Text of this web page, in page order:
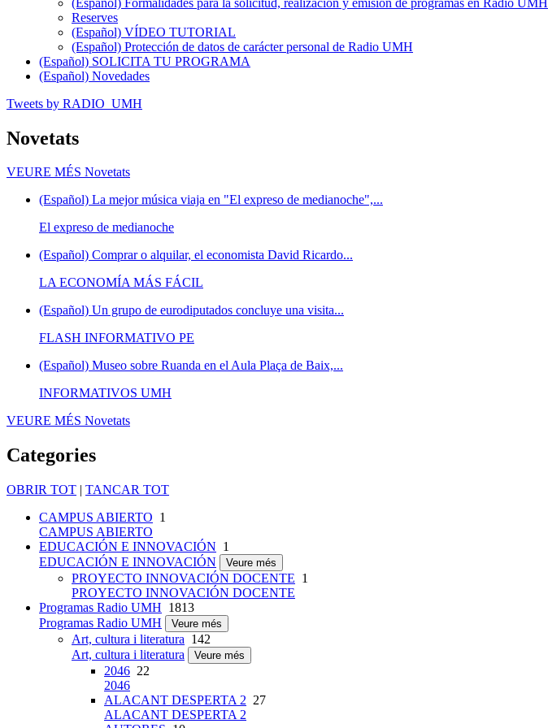
Reserves
(Español) VÍDEO TUTORIAL
(Español) Protección de datos de carácter personal de Radio UMH
(Español) SOLICITA TU PROGRAMA
(Español) Novedades
Tweets by RADIO_UMH
Novetats
VEURE MÉS Novetats
(Español) La mejor música viaja en "El expreso de medianoche",...
El expreso de medianoche
(Español) Comprar o alquilar, el economista David Ricardo...
LA ECONOMÍA MÁS FÁCIL
(Español) Un grupo de eurodiputados concluye una visita...
FLASH INFORMATIVO PE
(Español) Museo sobre Ruanda en el Aula Plaça de Baix,...
INFORMATIVOS UMH
VEURE MÉS Novetats
Categories
OBRIR TOT | TANCAR TOT
CAMPUS ABIERTO 1
CAMPUS ABIERTO
EDUCACIÓN E INNOVACIÓN 1
EDUCACIÓN E INNOVACIÓN
Veure més
PROYECTO INNOVACIÓN DOCENTE 1
PROYECTO INNOVACIÓN DOCENTE
Programas Radio UMH 1813
Programas Radio UMH
Veure més
Art, cultura i literatura 142
Art, cultura i literatura
Veure més
2046 22
2046
ALACANT DESPERTA 2 27
ALACANT DESPERTA 2